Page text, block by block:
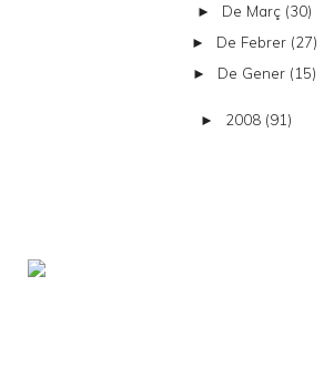
► De Març (30)
► De Febrer (27)
► De Gener (15)
► 2008 (91)